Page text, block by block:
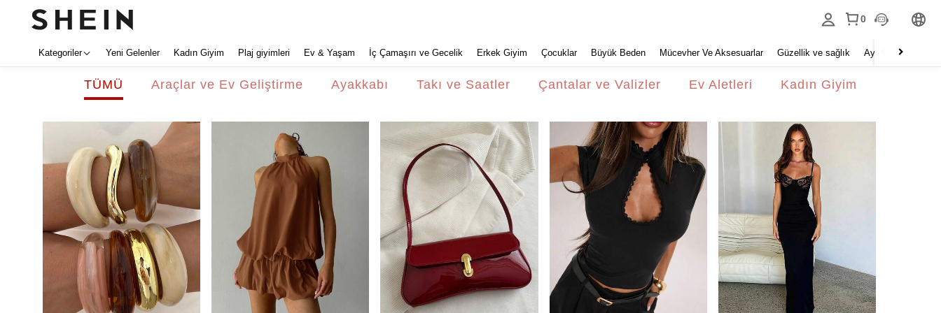
0
Kategoriler Yeni Gelenler Kadın Giyim Plaj giyimleri Ev & Yaşam İç Çamaşırı ve Gecelik Erkek Giyim Çocuklar Büyük Beden Mücevher Ve Aksesuarlar Güzellik ve sağlık Ayakkabı
TÜMÜ Araçlar ve Ev Geliştirme Ayakkabı Takı ve Saatler Çantalar ve Valizler Ev Aletleri Kadın Giyim